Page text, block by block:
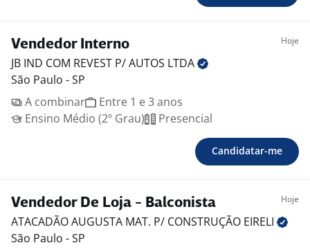
Vendedor Interno Hoje
JB IND COM REVEST P/ AUTOS LTDA
São Paulo - SP
A combinar
Entre 1 e 3 anos
Ensino Médio (2º Grau)
Presencial
Candidatar-me
Vendedor De Loja - Balconista Hoje
ATACADÃO AUGUSTA MAT. P/ CONSTRUÇÃO EIRELI
São Paulo - SP